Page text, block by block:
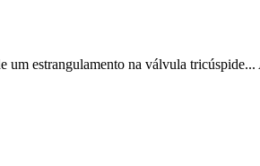
estrangulamento na válvula